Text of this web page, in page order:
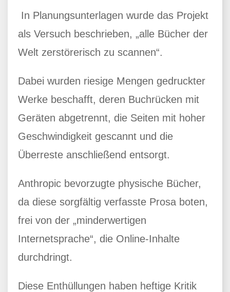
In Planungsunterlagen wurde das Projekt
als Versuch beschrieben, „alle Bücher der
Welt zerstörerisch zu scannen“.
Dabei wurden riesige Mengen gedruckter
Werke beschafft, deren Buchrücken mit
Geräten abgetrennt, die Seiten mit hoher
Geschwindigkeit gescannt und die
Überreste anschließend entsorgt.
Anthropic bevorzugte physische Bücher,
da diese sorgfältig verfasste Prosa boten,
frei von der „minderwertigen
Internetsprache“, die Online-Inhalte
durchdringt.
Diese Enthüllungen haben heftige Kritik